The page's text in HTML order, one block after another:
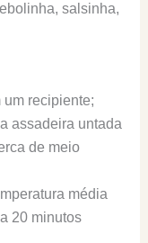
salsinha,
um recipiente;
assadeira untada
de meio
média
20 minutos